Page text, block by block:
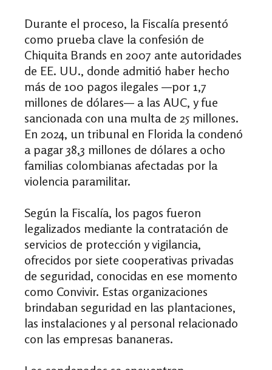
Durante el proceso, la Fiscalía presentó
como prueba clave la confesión de
Chiquita Brands en 2007 ante autoridades
de EE. UU., donde admitió haber hecho
más de 100 pagos ilegales —por 1,7
millones de dólares— a las AUC, y fue
sancionada con una multa de 25 millones.
En 2024, un tribunal en Florida la condenó
a pagar 38,3 millones de dólares a ocho
familias colombianas afectadas por la
violencia paramilitar.
Según la Fiscalía, los pagos fueron
legalizados mediante la contratación de
servicios de protección y vigilancia,
ofrecidos por siete cooperativas privadas
de seguridad, conocidas en ese momento
como Convivir. Estas organizaciones
brindaban seguridad en las plantaciones,
las instalaciones y al personal relacionado
con las empresas bananeras.